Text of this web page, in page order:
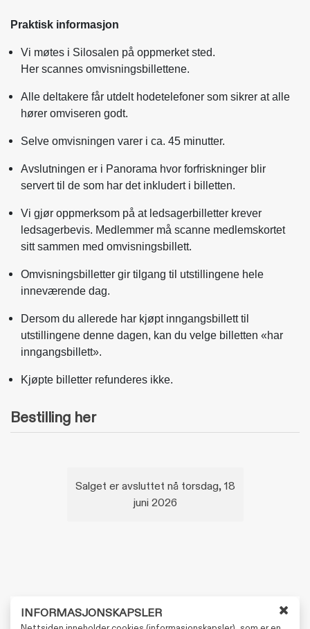
INFORMASJONSKAPSLER
Praktisk informasjon
Vi møtes i Silosalen på oppmerket sted.
Her scannes omvisningsbillettene.
Alle deltakere får utdelt hodetelefoner som sikrer at alle
hører omviseren godt.
Selve omvisningen varer i ca. 45 minutter.
Avslutningen er i Panorama hvor forfriskninger blir
servert til de som har det inkludert i billetten.
Vi gjør oppmerksom på at ledsagerbilletter krever
ledsagerbevis. Medlemmer må scanne medlemskortet
sitt sammen med omvisningsbillett.
Omvisningsbilletter gir tilgang til utstillingene hele
inneværende dag.
Dersom du allerede har kjøpt inngangsbillett til
utstillingene denne dagen, kan du velge billetten «har
inngangsbillett».
Kjøpte billetter refunderes ikke.
Bestilling her
Salget er avsluttet nå torsdag, 18
juni 2026